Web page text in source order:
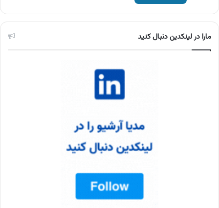
مارا در لینکدین دنبال کنید